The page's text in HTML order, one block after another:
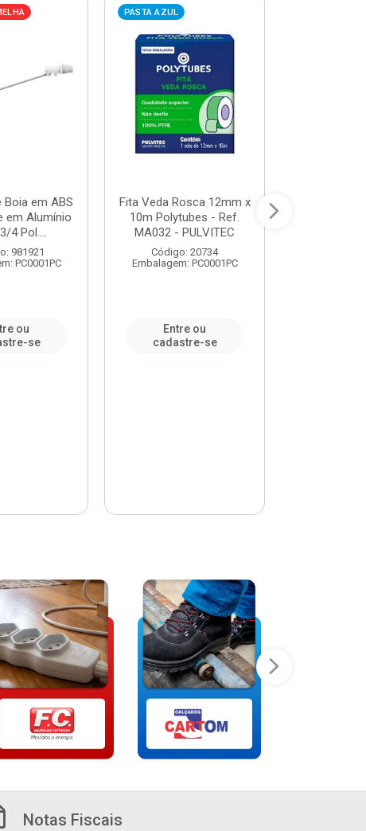
Boia em ABS
em Alumínio
4 Pol....
981921
PC0001PC
ou
se
PASTA AZUL
Fita Veda Rosca 12mm x
10m Polytubes - Ref.
MA032 - PULVITEC
Código: 20734
Embalagem: PC0001PC
Entre ou
cadastre-se
Notas Fiscais